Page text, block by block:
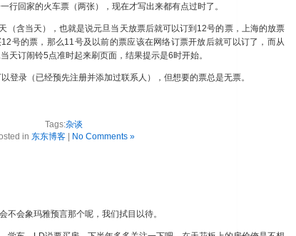
行回家的火车票（两张），现在才写出来都有点过时了。
（含当天），也就是说元旦当天放票后就可以订到12号的票，上海的放票
号的票，那么11号及以前的票应该在网络订票开放后就可以订了，而从
天订闹铃5点准时起来刷页面，结果提示是6时开始。
登录（已经预先注册并添加过联系人），但想要的票总是无票。
Tags:杂谈
in 东东博客| No Comments »
会象玛雅预言那个呢，我们拭目以待。